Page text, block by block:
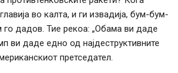
во калта, и ги извадија, бум-бум-
дадов. Тие рекоа: „Обама ви даде
ви даде едно од најдеструктивните
претседател.